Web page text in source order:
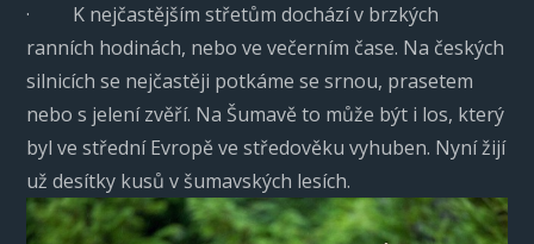
· K nejčastějším střetům dochází v brzkých
ranních hodinách, nebo ve večerním čase. Na českých
silnicích se nejčastěji potkáme se srnou, prasetem
nebo s jelení zvěří. Na Šumavě to může být i los, který
byl ve střední Evropě ve středověku vyhuben. Nyní žijí
už desítky kusů v šumavských lesích.